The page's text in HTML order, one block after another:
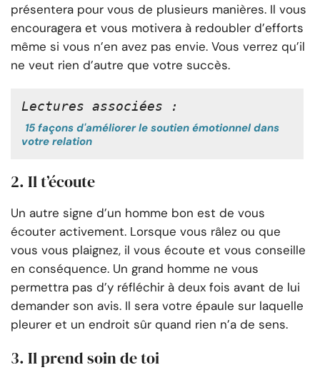
présentera pour vous de plusieurs manières. Il vous
encouragera et vous motivera à redoubler d’efforts
même si vous n’en avez pas envie. Vous verrez qu’il
ne veut rien d’autre que votre succès.
Lectures associées :
15 façons d'améliorer le soutien émotionnel dans
votre relation
2. Il t’écoute
Un autre signe d’un homme bon est de vous
écouter activement. Lorsque vous râlez ou que
vous vous plaignez, il vous écoute et vous conseille
en conséquence. Un grand homme ne vous
permettra pas d’y réfléchir à deux fois avant de lui
demander son avis. Il sera votre épaule sur laquelle
pleurer et un endroit sûr quand rien n’a de sens.
3. Il prend soin de toi